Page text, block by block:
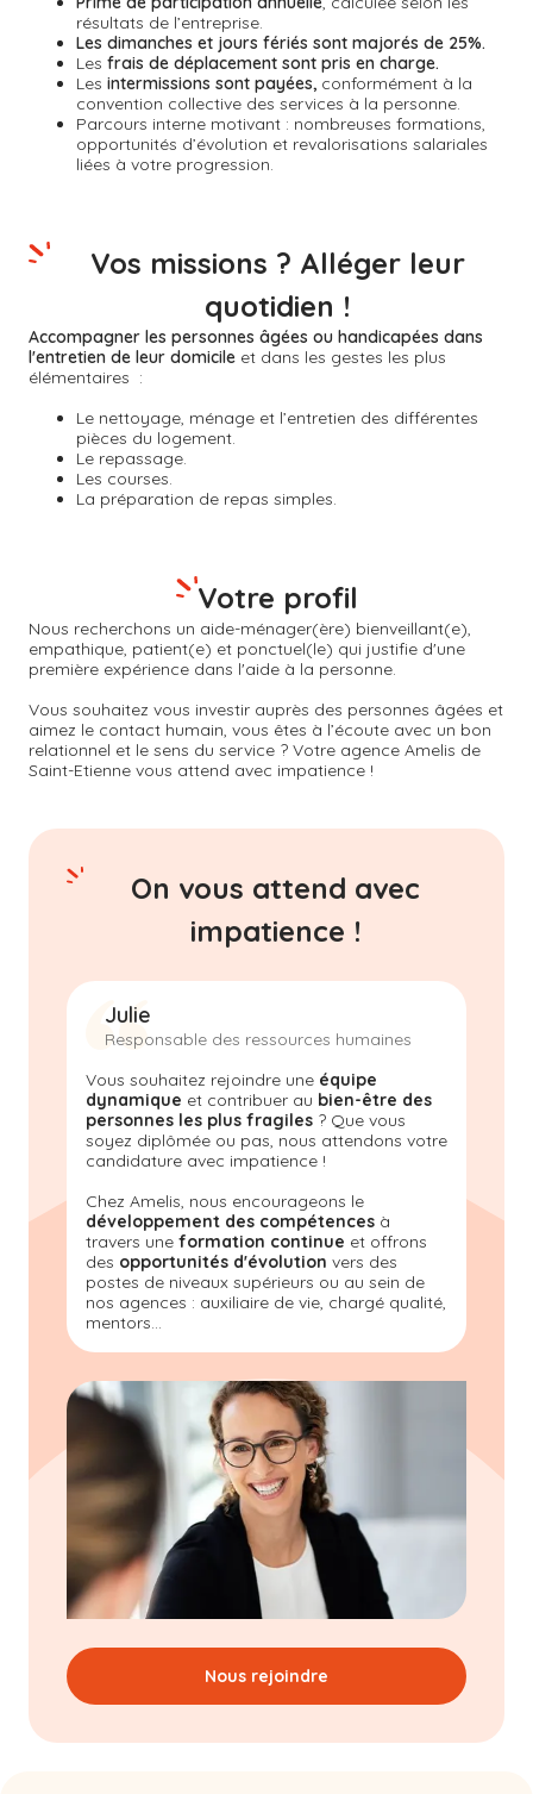
résultats de l’entreprise.
Les dimanches et jours fériés sont majorés de 25%.
Les frais de déplacement sont pris en charge.
Les intermissions sont payées, conformément à la
convention collective des services à la personne.
Parcours interne motivant : nombreuses formations,
opportunités d’évolution et revalorisations salariales
liées à votre progression.
Accompagner les personnes âgées ou handicapées dans
l'entretien de leur domicile et dans les gestes les plus
élémentaires :
Le nettoyage, ménage et l’entretien des différentes
pièces du logement.
Le repassage.
Les courses.
La préparation de repas simples.
Vos missions ? Alléger leur
quotidien !
Nous recherchons un aide-ménager(ère) bienveillant(e),
empathique, patient(e) et ponctuel(le) qui justifie d'une
première expérience dans l'aide à la personne.
Vous souhaitez vous investir auprès des personnes âgées et
aimez le contact humain, vous êtes à l’écoute avec un bon
relationnel et le sens du service ? Votre agence Amelis de
Saint-Etienne vous attend avec impatience !
Votre profil
On vous attend avec
impatience !
Julie
Responsable des ressources humaines
Vous souhaitez rejoindre une équipe
dynamique et contribuer au bien-être des
personnes les plus fragiles ? Que vous
soyez diplômée ou pas, nous attendons votre
candidature avec impatience !
Chez Amelis, nous encourageons le
développement des compétences à
travers une formation continue et offrons
des opportunités d'évolution vers des
postes de niveaux supérieurs ou au sein de
nos agences : auxiliaire de vie, chargé qualité,
mentors...
Nous rejoindre